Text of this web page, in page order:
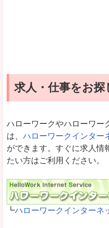
求人・仕事をお探
ハローワークやハローワー
は、 ハローワークインター
ができます。すぐに求人情
たい方はご利用ください。
┗ハローワークインターネ